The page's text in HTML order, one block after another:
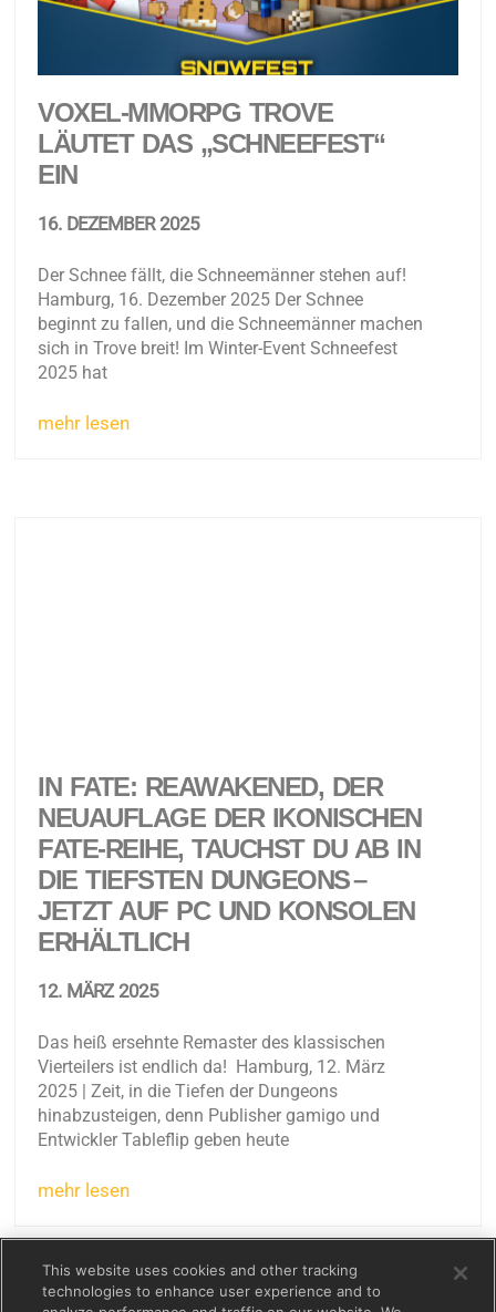
VOXEL-MMORPG TROVE
LÄUTET DAS „SCHNEEFEST“
EIN
16. DEZEMBER 2025
Der Schnee fällt, die Schneemänner stehen auf!
Hamburg, 16. Dezember 2025 Der Schnee
beginnt zu fallen, und die Schneemänner machen
sich in Trove breit! Im Winter-Event Schneefest
2025 hat
mehr lesen
IN FATE: REAWAKENED, DER
NEUAUFLAGE DER IKONISCHEN
FATE-REIHE, TAUCHST DU AB IN
DIE TIEFSTEN DUNGEONS –
JETZT AUF PC UND KONSOLEN
ERHÄLTLICH ​
12. MÄRZ 2025
Das heiß ersehnte Remaster des klassischen
Vierteilers ist endlich da! Hamburg, 12. März
2025 | Zeit, in die Tiefen der Dungeons
hinabzusteigen, denn Publisher gamigo und
Entwickler Tableflip geben heute
mehr lesen
Kontakt Impressum Datenschutzerklärung
This website uses cookies and other tracking
technologies to enhance user experience and to